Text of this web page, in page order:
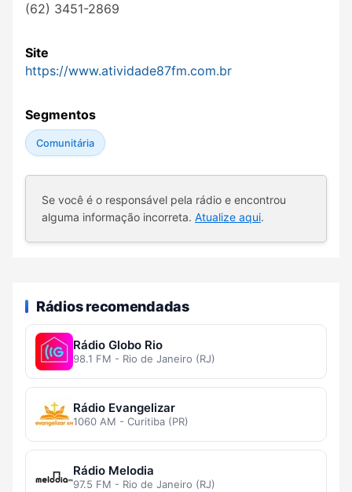
(62) 3451-2869
Site
https://www.atividade87fm.com.br
Segmentos
Comunitária
Se você é o responsável pela rádio e encontrou
alguma informação incorreta. Atualize aqui.
Rádios recomendadas
Rádio Globo Rio
98.1 FM - Rio de Janeiro (RJ)
Rádio Evangelizar
1060 AM - Curitiba (PR)
Rádio Melodia
97.5 FM - Rio de Janeiro (RJ)